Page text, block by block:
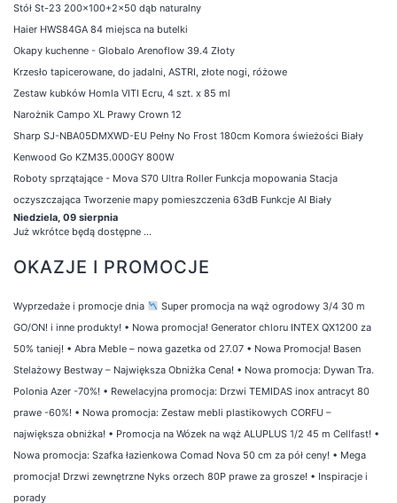
Stół St-23 200x100+2x50 dąb naturalny
Haier HWS84GA 84 miejsca na butelki
Okapy kuchenne - Globalo Arenoflow 39.4 Złoty
Krzesło tapicerowane, do jadalni, ASTRI, złote nogi, różowe
Zestaw kubków Homla VITI Ecru, 4 szt. x 85 ml
Narożnik Campo XL Prawy Crown 12
Sharp SJ-NBA05DMXWD-EU Pełny No Frost 180cm Komora świeżości Biały
Kenwood Go KZM35.000GY 800W
Roboty sprzątające - Mova S70 Ultra Roller Funkcja mopowania Stacja
oczyszczająca Tworzenie mapy pomieszczenia 63dB Funkcje AI Biały
Niedziela, 09 sierpnia
Już wkrótce będą dostępne ...
OKAZJE I PROMOCJE
Wyprzedaże i promocje dnia
Super promocja na wąż ogrodowy 3/4 30 m
GO/ON! i inne produkty! • Nowa promocja! Generator chloru INTEX QX1200 za
50% taniej! • Abra Meble – nowa gazetka od 27.07 • Nowa Promocja! Basen
Stelażowy Bestway – Największa Obniżka Cena! • Nowa promocja: Dywan Tra.
Polonia Azer -70%! • Rewelacyjna promocja: Drzwi TEMIDAS inox antracyt 80
prawe -60%! • Nowa promocja: Zestaw mebli plastikowych CORFU –
największa obniżka! • Promocja na Wózek na wąż ALUPLUS 1/2 45 m Cellfast! •
Nowa promocja: Szafka łazienkowa Comad Nova 50 cm za pół ceny! • Mega
promocja! Drzwi zewnętrzne Nyks orzech 80P prawe za grosze! • Inspiracje i
porady